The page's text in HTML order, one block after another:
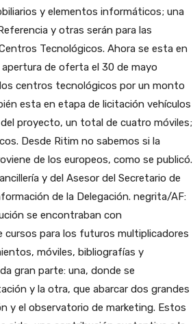
y elementos informáticos; una
y otras serán para las
Tecnológicos. Ahora se esta en
de oferta el 30 de mayo
centros tecnológicos por un monto
esta en etapa de licitación vehículos
proyecto, un total de cuatro móviles;
Desde Ritim no sabemos si la
de los europeos, como se publicó.
y del Asesor del Secretario de
de la Delegación. negrita/AF:
se encontraban con
cursos para los futuros multiplicadores
móviles, bibliografías y
gran parte: una, donde se
y la otra, que abarcar dos grandes
y el observatorio de marketing. Estos